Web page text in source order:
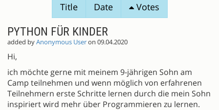
Title Date Votes
PYTHON FÜR KINDER
added byAnonymous Useron 09.04.2020
Hi,
ich möchte gerne mit meinem 9-jährigen Sohn am
Camp teilnehmen und wenn möglich von erfahrenen
Teilnehmern erste Schritte lernen durch die mein Sohn
inspiriert wird mehr über Programmieren zu lernen.